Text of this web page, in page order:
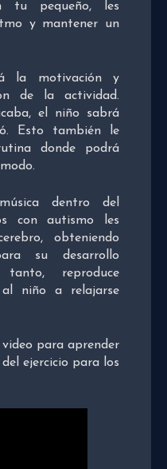
tu pequeño, les
y mantener un
la motivación y
de la actividad.
el niño sabrá
Esto también le
donde podrá
dentro del
con autismo les
obteniendo
su desarrollo
reproduce
al niño a relajarse
video para aprender
ejercicio para los